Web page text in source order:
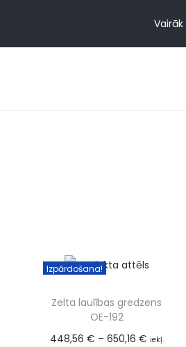
Izpārdošana!
Zelta laulības gredzens
OE-192
448,56 € – 650,16 € iekļ.